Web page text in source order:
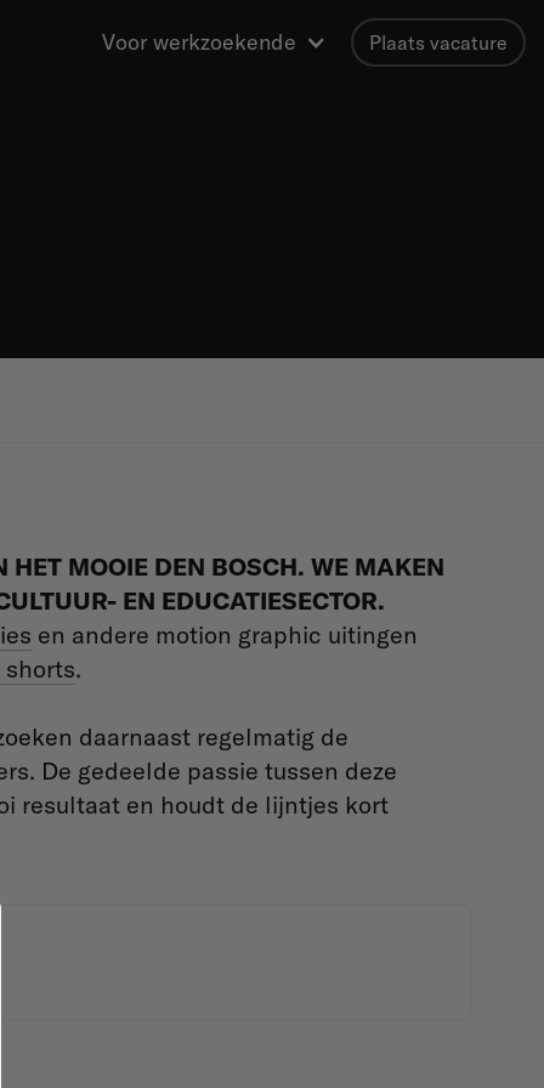
Voor werkzoekende Plaats vacature
MOOIE DEN BOSCH. WE MAKEN
EN EDUCATIESECTOR.
en andere motion graphic uitingen
.
daarnaast regelmatig de
De gedeelde passie tussen deze
resultaat en houdt de lijntjes kort